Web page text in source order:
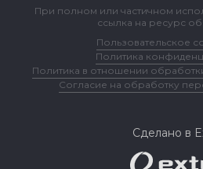
При полном или частичном
ссылка на ресурс
Пользовательское
Политика
Политика в отношении
Согласие на обработку
Сделано в